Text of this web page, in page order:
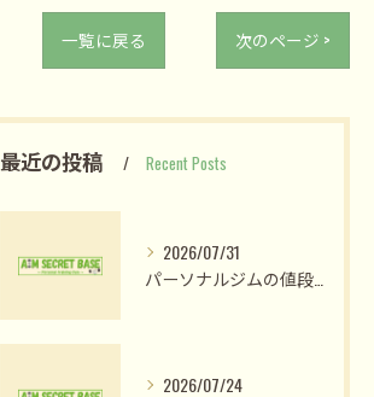
一覧に戻る 次のページ >
最近の投稿 Recent Posts
2026/07/31
2026/07/24